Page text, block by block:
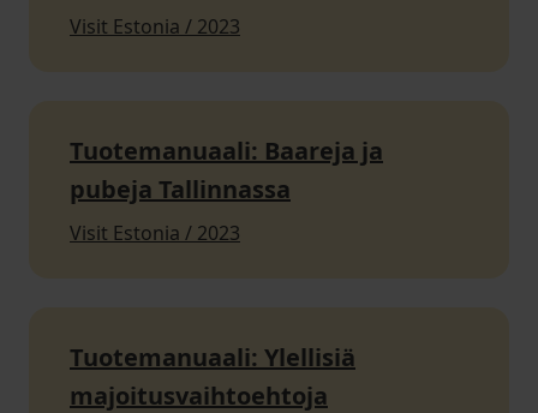
Visit Estonia / 2023
Tuotemanuaali: Baareja ja
pubeja Tallinnassa
Visit Estonia / 2023
Tuotemanuaali: Ylellisiä
majoitusvaihtoehtoja